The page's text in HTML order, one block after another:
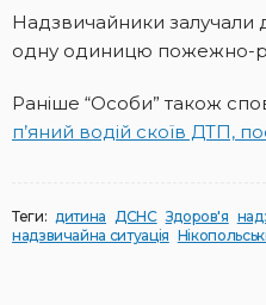
Надзвичайники залучали
одну одиницю пожежно-
Раніше “Особи” також
п’яний водій скоїв ДТП,
Теги: дитина ДСНС Здоров'я
надзвичайна ситуація